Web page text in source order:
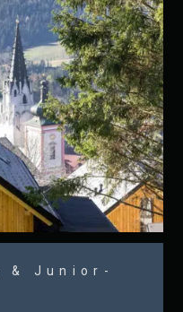
& Junior-